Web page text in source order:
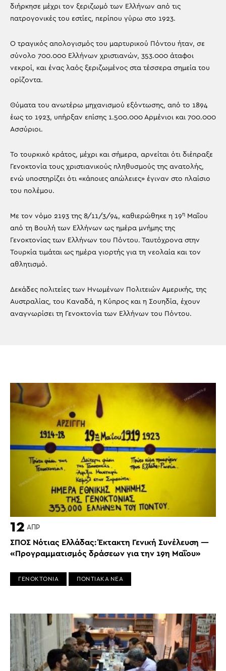
διήρκησε μέχρι τον ξεριζωμό των Ελλήνων από τις
πατρογονικές του εστίες, περίπου γύρω στο 1923.
Ο τραγικός απολογισμός του μαρτυρικού Πόντου ήταν, σε
σύνολο 700.000 Ελλήνων χριστιανών, 353.000 άταφοι
νεκροί, και ένας λαός ξεριζωμένος στα τέσσερα σημεία του
ορίζοντα.
Θύματα του ανωτέρω μηχανισμού εξόντωσης, από το 1894
έως το 1923, υπήρξαν επίσης 1.500.000 Αρμένιοι και 700.000
Ασσύριοι.
Το τουρκικό κράτος, μέχρι και σήμερα, αρνείται ότι διέπραξε
Γενοκτονία τους χριστιανικούς πληθυσμούς της ανατολής,
ενώ υποστηρίζει ότι «κάποιες απώλειες» έγιναν στο πλαίσιο
του πολέμου.
Με τον νόμο 2193 της 8/11/3/94, καθιερώθηκε η 19η Μαΐου
από τη Βουλή των Ελλήνων ως ημέρα μνήμης της
Γενοκτονίας των Ελλήνων του Πόντου. Ταυτόχρονα στην
Τουρκία τιμάται ως ημέρα γιορτής για τη νεολαία και τον
αθλητισμό.
Δεκάδες πολιτείες των Ηνωμένων Πολιτειών Αμερικής, της
Αυστραλίας, του Καναδά, η Κύπρος και η Σουηδία, έχουν
αναγνωρίσει τη Γενοκτονία των Ελλήνων του Πόντου.
12 ΑΠΡ
ΣΠΟΣ Νότιας Ελλάδας: Έκτακτη Γενική Συνέλευση —
«Προγραμματισμός δράσεων για την 19η Μαΐου»
ΓΕΝΟΚΤΟΝΙΑ ΠΟΝΤΙΑΚΑ ΝΕΑ